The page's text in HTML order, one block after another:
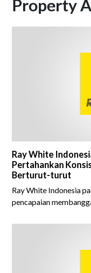
Property
Ray White
Pertahankan
Berturut-turut
Ray White Indonesia
pencapaian
ini menjadi semakin
tahun berturut-turut,